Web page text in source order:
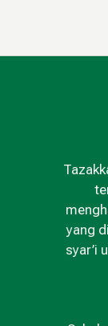
yang
syar’i